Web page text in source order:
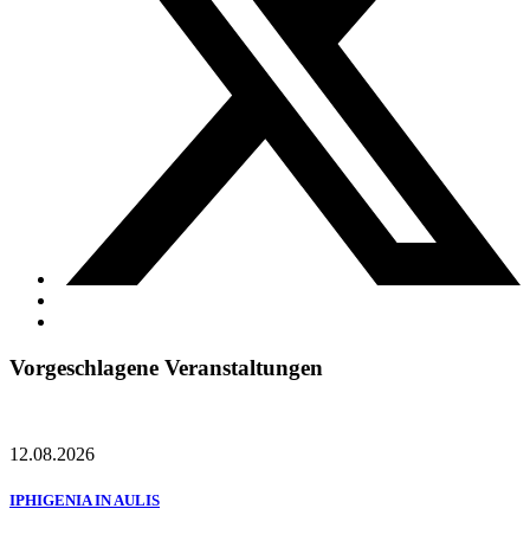
Vorgeschlagene Veranstaltungen
12.08.2026
IPHIGENIA IN AULIS